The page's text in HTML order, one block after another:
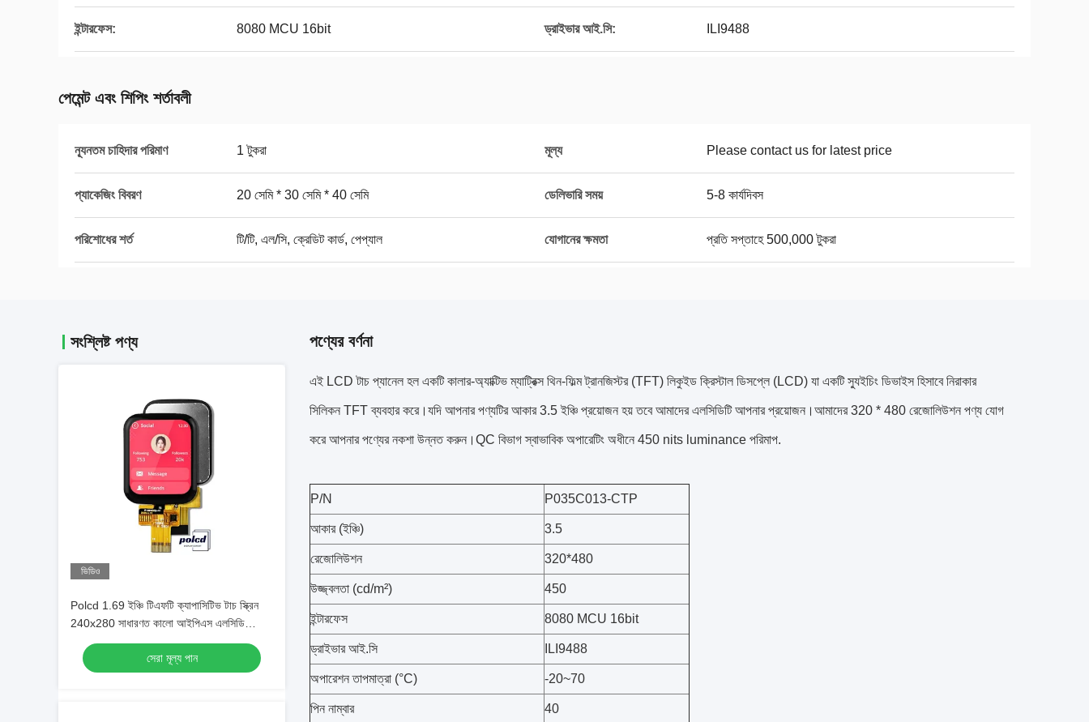
ইন্টারফেস: 8080 MCU 16bit ড্রাইভার আই.সি: ILI9488
পেমেন্ট এবং শিপিং শর্তাবলী
ন্যূনতম চাহিদার পরিমাণ 1 টুকরা মূল্য Please contact us for latest price
প্যাকেজিং বিবরণ 20 সেমি * 30 সেমি * 40 সেমি ডেলিভারি সময় 5-8 কার্যদিবস
পরিশোধের শর্ত টি/টি, এল/সি, ক্রেডিট কার্ড, পেপ্যাল যোগানের ক্ষমতা প্রতি সপ্তাহে 500,000 টুকরা
সংশ্লিষ্ট পণ্য
ভিডিও
Polcd 1.69 ইঞ্চি টিএফটি ক্যাপাসিটিভ টাচ স্ক্রিন
240x280 সাধারণত কালো আইপিএস এলসিডি
মডিউল
সেরা মূল্য পান
পণ্যের বর্ণনা
এই LCD টাচ প্যানেল হল একটি কালার-অ্যাক্টিভ ম্যাট্রিক্স থিন-ফিল্ম ট্রানজিস্টর (TFT) লিকুইড ক্রিস্টাল ডিসপ্লে (LCD) যা একটি স্যুইচিং ডিভাইস হিসাবে নিরাকার
সিলিকন TFT ব্যবহার করে।যদি আপনার পণ্যটির আকার 3.5 ইঞ্চি প্রয়োজন হয় তবে আমাদের এলসিডিটি আপনার প্রয়োজন।আমাদের 320 * 480 রেজোলিউশন পণ্য যোগ
করে আপনার পণ্যের নকশা উন্নত করুন।QC বিভাগ স্বাভাবিক অপারেটিং অধীনে 450 nits luminance পরিমাপ.
P/N P035C013-CTP
আকার (ইঞ্চি) 3.5
রেজোলিউশন 320*480
উজ্জ্বলতা (cd/m²) 450
ইন্টারফেস 8080 MCU 16bit
ড্রাইভার আই.সি ILI9488
অপারেশন তাপমাত্রা (°C) -20~70
পিন নাম্বার 40